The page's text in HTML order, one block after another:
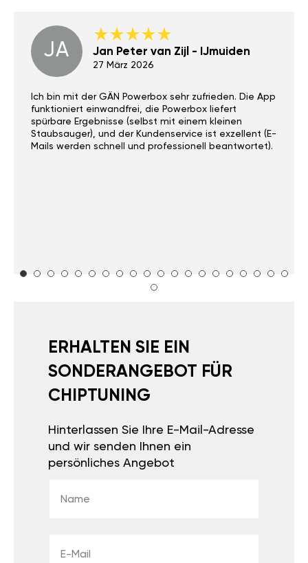
JA Jan Peter van Zijl - IJmuiden
27 März 2026
Ich bin mit der GÄN Powerbox sehr zufrieden. Die App
funktioniert einwandfrei, die Powerbox liefert
spürbare Ergebnisse (selbst mit einem kleinen
Staubsauger), und der Kundenservice ist exzellent (E-
Mails werden schnell und professionell beantwortet).
ERHALTEN SIE EIN
SONDERANGEBOT FÜR
CHIPTUNING
Hinterlassen Sie Ihre E-Mail-Adresse
und wir senden Ihnen ein
persönliches Angebot